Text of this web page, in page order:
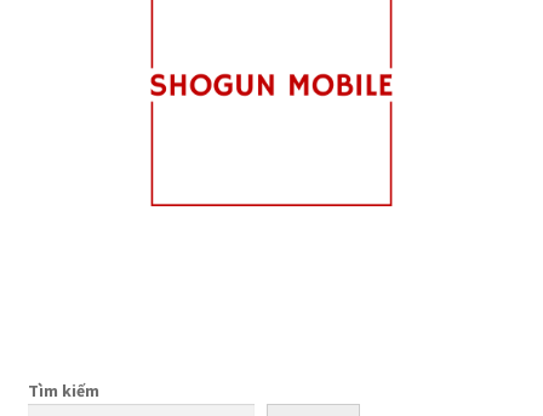
Tìm kiếm